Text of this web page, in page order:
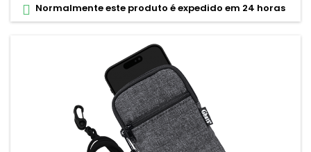
 Normalmente este produto é expedido em 24 horas